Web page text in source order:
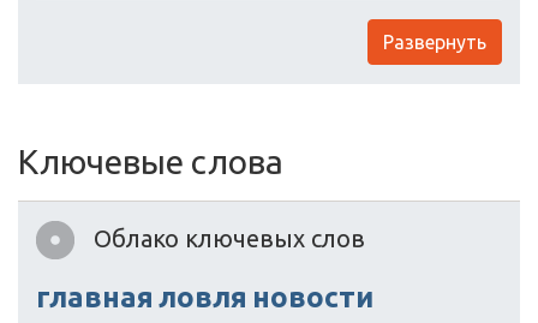
Развернуть
Ключевые слова
Облако ключевых слов
главная ловля новости